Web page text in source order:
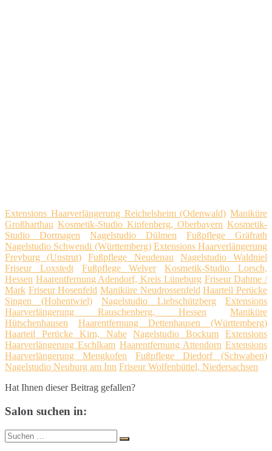
Extensions Haarverlängerung Reichelsheim (Odenwald) Maniküre
Großharthau Kosmetik-Studio Kipfenberg, Oberbayern Kosmetik-
Studio Dormagen
Nagelstudio Dülmen
Fußpflege Gräfrath
Nagelstudio Schwendi (Württemberg) Extensions Haarverlängerung
Freyburg (Unstrut)
Fußpflege Neudenau
Nagelstudio Waldniel
Friseur Loxstedt
Fußpflege Welver
Kosmetik-Studio Lorsch,
Hessen Haarentfernung Adendorf, Kreis Lüneburg Friseur Dahme /
Mark Friseur Hosenfeld Maniküre Neudrossenfeld Haarteil Perücke
Singen (Hohentwiel)
Nagelstudio Liebschützberg
Extensions
Haarverlängerung Rauschenberg, Hessen
Maniküre
Hütschenhausen
Haarentfernung Dettenhausen (Württemberg)
Haarteil Perücke Kirn, Nahe
Nagelstudio Bockum
Extensions
Haarverlängerung Eschlkam Haarentfernung Attendorn Extensions
Haarverlängerung Mengkofen
Fußpflege Diedorf (Schwaben)
Nagelstudio Neuburg am Inn Friseur Wolfenbüttel, Niedersachsen
Hat Ihnen dieser Beitrag gefallen?
Salon suchen in:
Suche
nach:
Suchen